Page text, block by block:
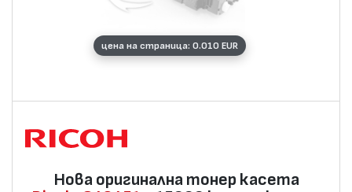
цена на страница: 0.010 EUR
Нова оригинална тонер касета